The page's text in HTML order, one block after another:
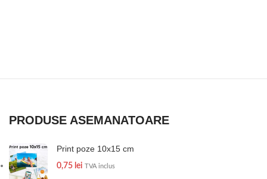
PRODUSE ASEMANATOARE
Print poze 10x15 cm
0,75 lei TVA inclus